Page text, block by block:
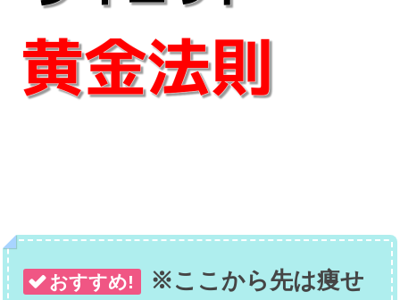
おすすめ!
※ここから先は痩せ